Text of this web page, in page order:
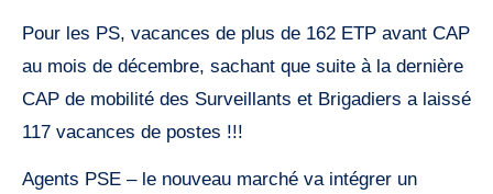
Pour les PS, vacances de plus de 162 ETP avant CAP
au mois de décembre, sachant que suite à la dernière
CAP de mobilité des Surveillants et Brigadiers a laissé
117 vacances de postes !!!
Agents PSE – le nouveau marché va intégrer un